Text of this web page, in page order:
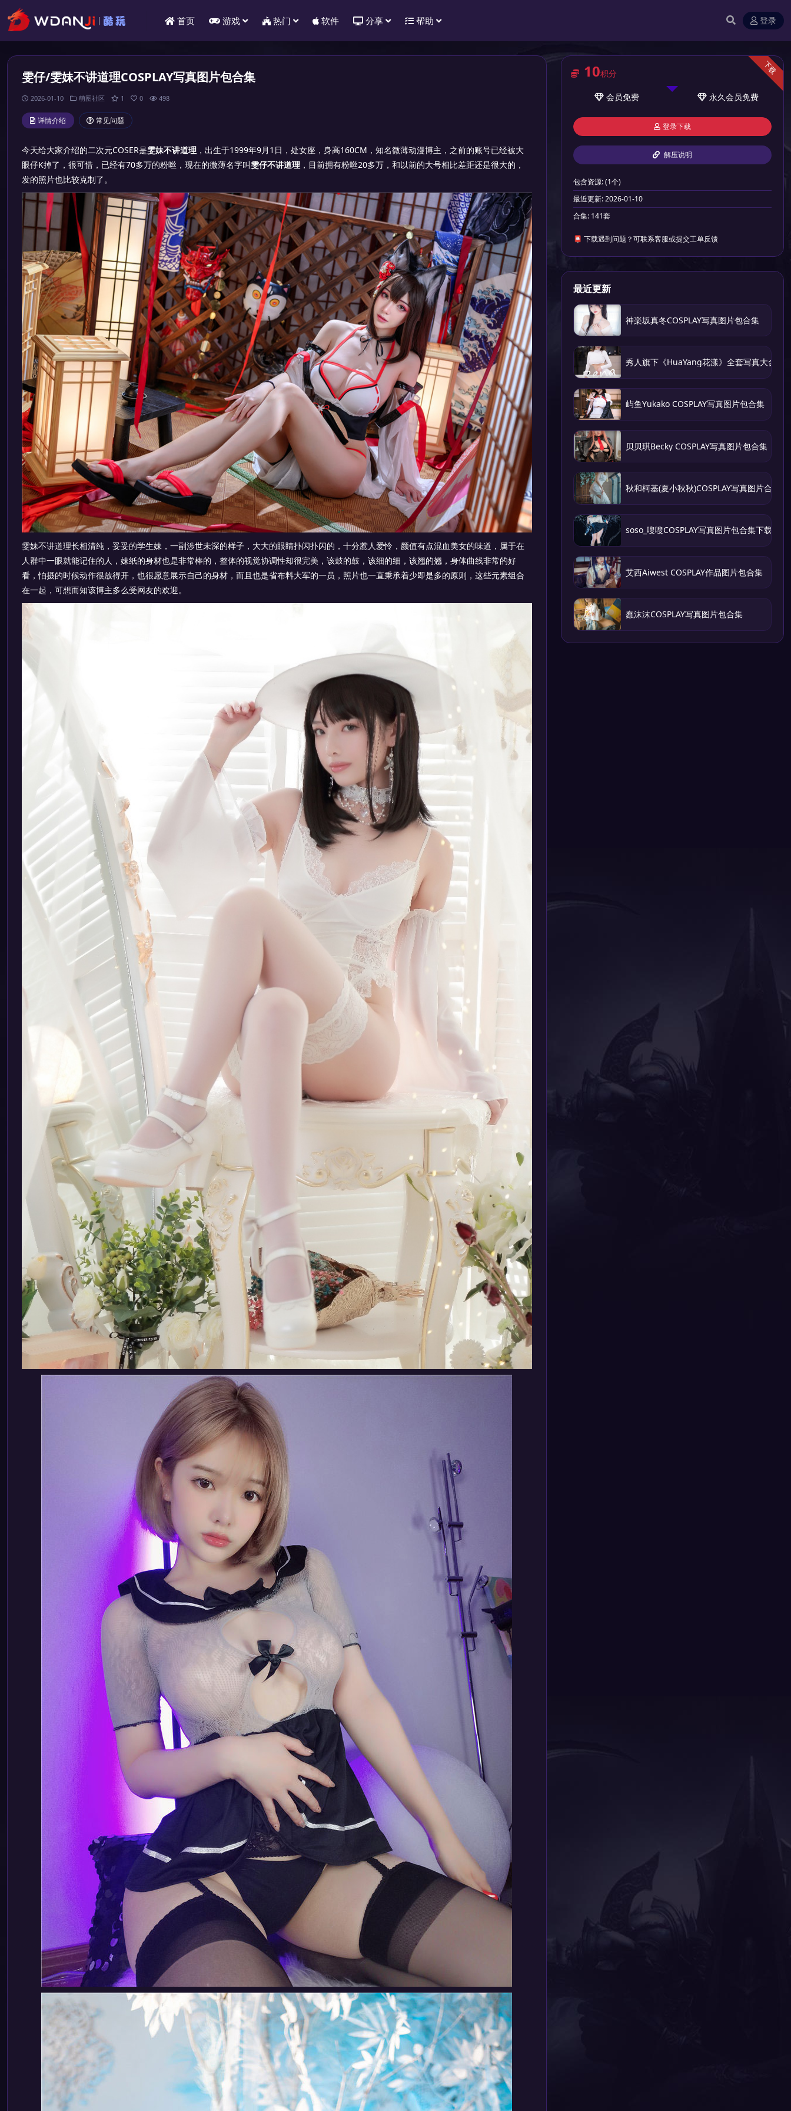
首页 游戏 热门 软件 分享 帮助 登录
雯仔/雯妹不讲道理COSPLAY写真图片包合集
2026-01-10 萌图社区 1 0 498
详情介绍 常见问题
今天给大家介绍的二次元COSER是雯妹不讲道理 ，出生于1999年9月1日，处女座，身高160CM，知名微薄动漫博主，之前的账号已经被大
眼仔K掉了，很可惜，已经有70多万的粉咝，现在的微薄名字叫雯仔不讲道理 ，目前拥有粉咝20多万，和以前的大号相比差距还是很大的，
发的照片也比较克制了。
雯妹不讲道理长相清纯，妥妥的学生妹，一副涉世未深的样子，大大的眼睛扑闪扑闪的，十分惹人爱怜，颜值有点混血美女的味道，属于在
人群中一眼就能记住的人，妹纸的身材也是非常棒的，整体的视觉协调性却很完美，该鼓的鼓，该细的细，该翘的翘，身体曲线非常的好
看，怕摄的时候动作很放得开，也很愿意展示自己的身材，而且也是省布料大军的一员，照片也一直秉承着少即是多的原则，这些元素组合
在一起，可想而知该博主多么受网友的欢迎。
下载
10积分
会员免费 永久会员免费
登录下载
解压说明
包含资源:(1个)
最近更新:2026-01-10
合集: 141套
📮 下载遇到问题？可联系客服或提交工单反馈
最近更新
神楽坂真冬COSPLAY写真图片包合集
秀人旗下《HuaYang花漾》全套写真大合集
屿鱼Yukako COSPLAY写真图片包合集
贝贝琪Becky COSPLAY写真图片包合集
秋和柯基(夏小秋秋)COSPLAY写真图片合集
soso_嗖嗖COSPLAY写真图片包合集下载
艾西Aiwest COSPLAY作品图片包合集
蠢沫沫COSPLAY写真图片包合集